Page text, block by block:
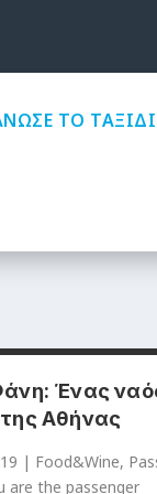
ΤΟ
Ένας
Αθήνας
| Food&Wine,
are the passenger